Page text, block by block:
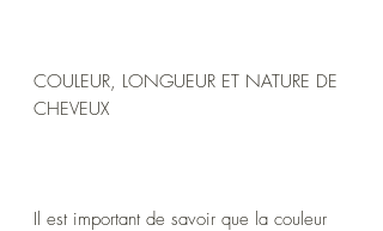
COULEUR, LONGUEUR ET NATURE DE
CHEVEUX
Il est important de savoir que la couleur